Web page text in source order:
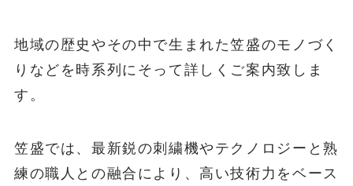
地域の歴史やその中で生まれた笠盛のモノづく
りなどを時系列にそって詳しくご案内致しま
す。
笠盛では、最新鋭の刺繍機やテクノロジーと熟
練の職人との融合により、高い技術力をベース